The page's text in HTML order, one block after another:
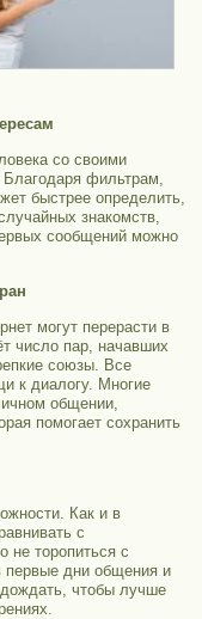
со своими
фильтрам,
быстрее определить,
знакомств,
сообщений можно
могут перерасти в
число пар, начавших
союзы. Все
к диалогу. Многие
общении,
помогает сохранить
Как и в
с
не торопиться с
дни общения и
чтобы лучше